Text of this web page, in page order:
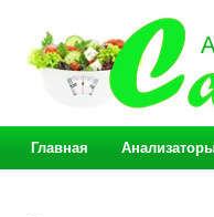
Главная